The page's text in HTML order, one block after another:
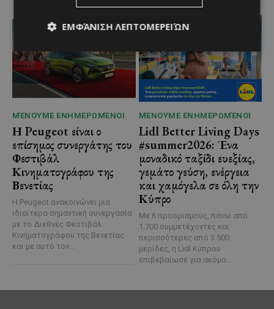
ΜΈΝΟΥΜΕ ΕΝΗΜΕΡΩΜΈΝΟΙ
Η Peugeot είναι ο
επίσημος συνεργάτης του
Φεστιβάλ
Κινηματογράφου της
Βενετίας
Η Peugeot ανακοινώνει μια
ιδιαίτερα σημαντική συνεργασία
με το Διεθνές Φεστιβάλ
Κινηματογράφου της Βενετίας
και με αυτό τον...
ΜΈΝΟΥΜΕ ΕΝΗΜΕΡΩΜΈΝΟΙ
Lidl Better Living Days
#summer2026: Ένα
μοναδικό ταξίδι ευεξίας,
γεμάτο γεύση, ενέργεια
και χαμόγελα σε όλη την
Κύπρο
Με 6 προορισμούς, πάνω από
1.700 συμμετέχοντες και
περισσότερες από 3.500
μερίδες, η Lidl Κύπρου
επιβεβαίωσε για ακόμα...
ΕΜΦΆΝΙΣΗ ΛΕΠΤΟΜΕΡΕΙΏΝ